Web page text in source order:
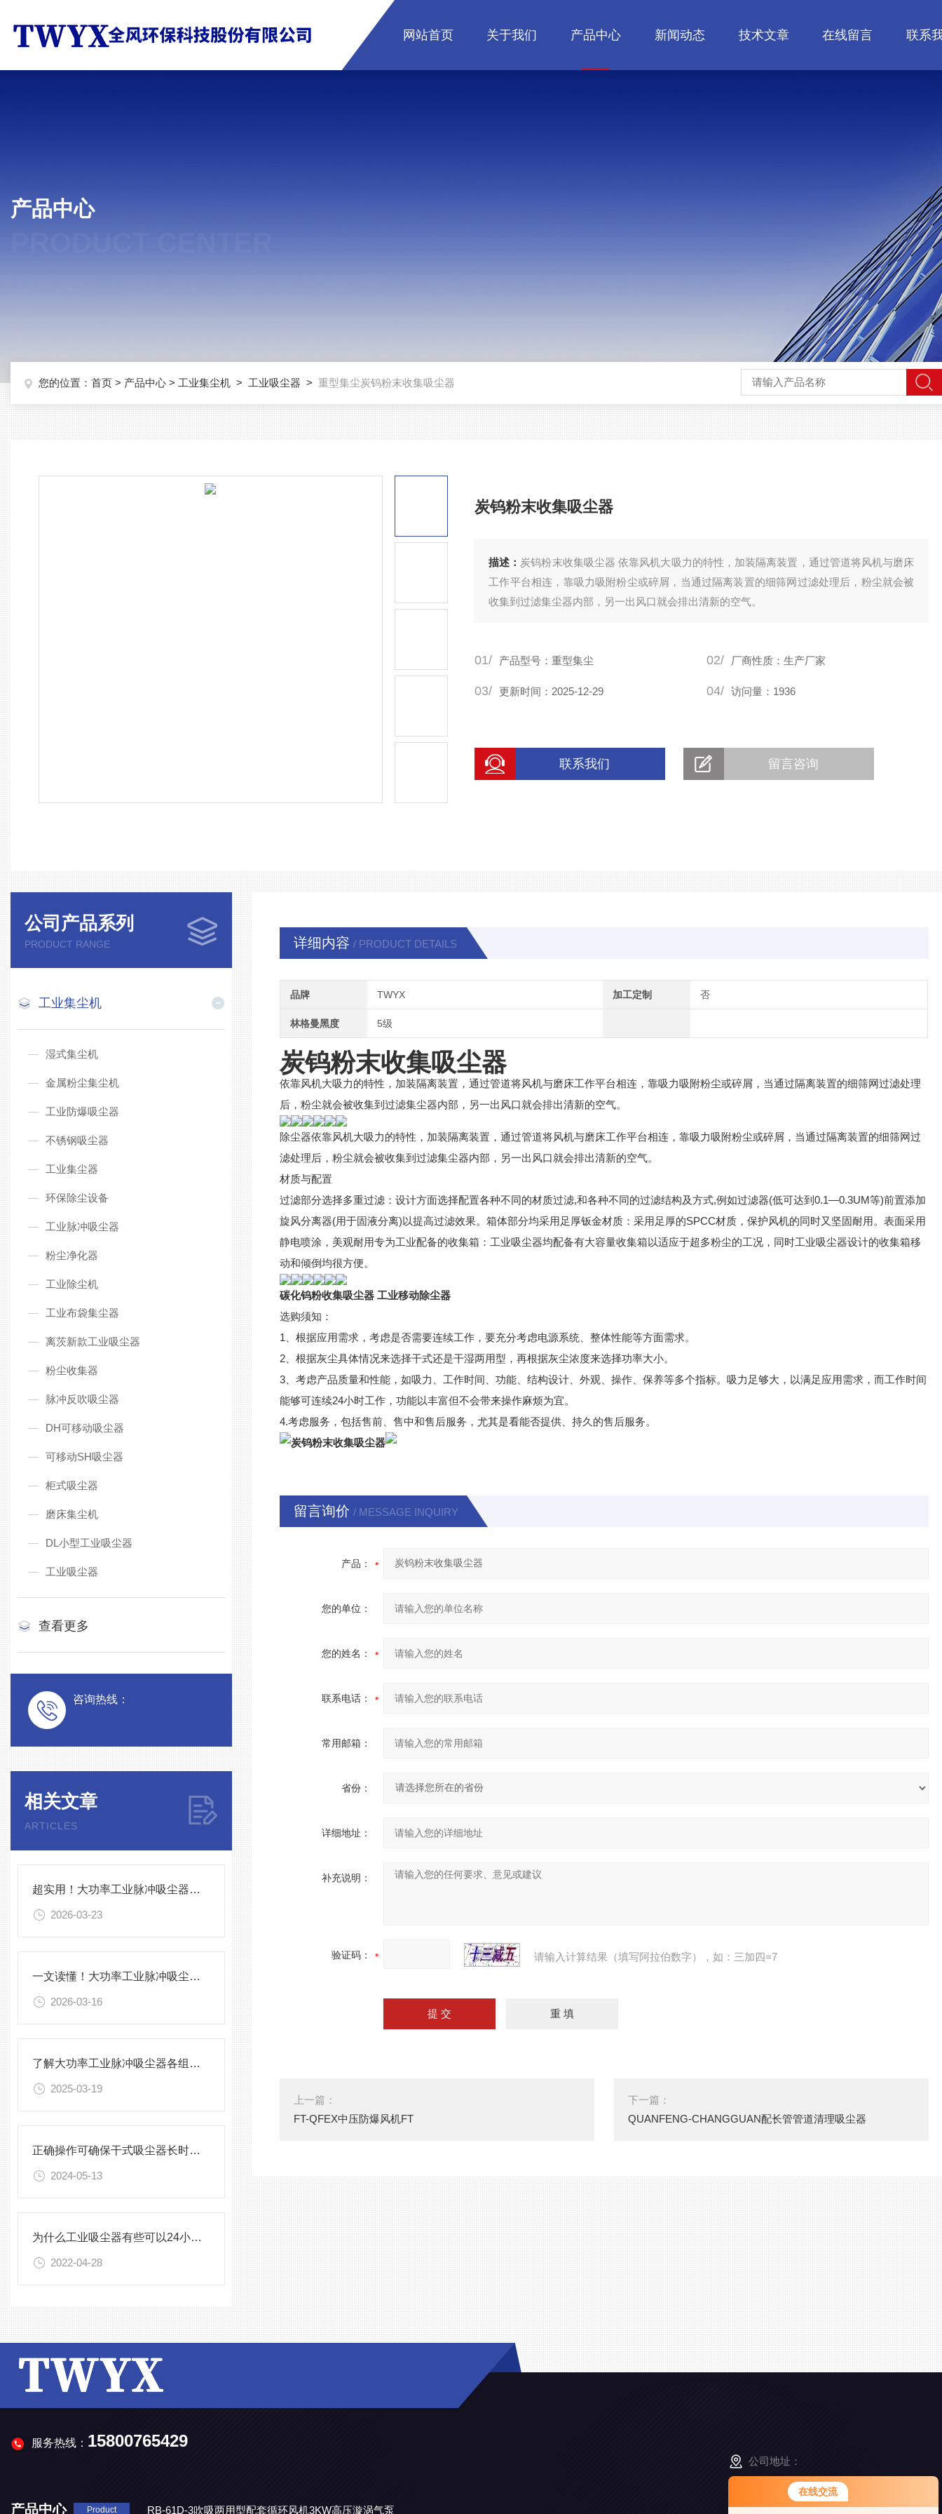
在线交流
网站首页 关于我们 产品中心 新闻动态 技术文章 在线留言 联系
产品中心
您的位置： 首页 > 产品中心 > 工业集尘机 > 工业吸尘器 > 重型集尘炭钨粉末收集吸尘器
炭钨粉末收集吸尘器
描述： 炭钨粉末收集吸尘器 依靠风机大吸力的特性，加装隔离装置，通过管道将风机与磨床
工作平台相连，靠吸力吸附粉尘或碎屑，当通过隔离装置的细筛网过滤处理后，粉尘就会被
收集到过滤集尘器内部，另一出风口就会排出清新的空气。
01/ 产品型号：重型集尘 02/ 厂商性质：生产厂家
03/ 更新时间：2025-12-29 04/ 访问量：1936
联系我们 留言咨询
公司产品系列
PRODUCT RANGE
工业集尘机
湿式集尘机
金属粉尘集尘机
工业防爆吸尘器
不锈钢吸尘器
工业集尘器
环保除尘设备
工业脉冲吸尘器
粉尘净化器
工业除尘机
工业布袋集尘器
离茨新款工业吸尘器
粉尘收集器
脉冲反吹吸尘器
DH可移动吸尘器
可移动SH吸尘器
柜式吸尘器
磨床集尘机
DL小型工业吸尘器
工业吸尘器
查看更多
咨询热线：
相关文章
ARTICLES
超实用！大功率工业脉冲吸尘器正确使用方法大公开
2026-03-23
一文读懂！大功率工业脉冲吸尘器各部件的功能特点介绍
2026-03-16
了解大功率工业脉冲吸尘器各组成部件功能特点才能更好的使用它
2025-03-19
正确操作可确保干式吸尘器长时间稳定运行
2024-05-13
为什么工业吸尘器有些可以24小时工作有些却不可以
2022-04-28
详细内容 / PRODUCT DETAILS
品牌 TWYX 加工定制 否
林格曼黑度 5级
炭钨粉末收集吸尘器
依靠风机大吸力的特性，加装隔离装置，通过管道将风机与磨床工作平台相连，靠吸力吸附粉尘或碎屑，当通过隔离装置的细筛网过滤处理
后，粉尘就会被收集到过滤集尘器内部，另一出风口就会排出清新的空气。
除尘器依靠风机大吸力的特性，加装隔离装置，通过管道将风机与磨床工作平台相连，靠吸力吸附粉尘或碎屑，当通过隔离装置的细筛网过
滤处理后，粉尘就会被收集到过滤集尘器内部，另一出风口就会排出清新的空气。
材质与配置
过滤部分选择多重过滤：设计方面选择配置各种不同的材质过滤,和各种不同的过滤结构及方式,例如过滤器(低可达到0.1—0.3UM等)前置添加
旋风分离器(用于固液分离)以提高过滤效果。箱体部分均采用足厚钣金材质：采用足厚的SPCC材质，保护风机的同时又坚固耐用。表面采用
静电喷涂，美观耐用专为工业配备的收集箱：工业吸尘器均配备有大容量收集箱以适应于超多粉尘的工况，同时工业吸尘器设计的收集箱移
动和倾倒均很方便。
碳化钨粉收集吸尘器 工业移动除尘器
选购须知：
1、根据应用需求，考虑是否需要连续工作，要充分考虑电源系统、整体性能等方面需求。
2、根据灰尘具体情况来选择干式还是干湿两用型，再根据灰尘浓度来选择功率大小。
3、考虑产品质量和性能，如吸力、工作时间、功能、结构设计、外观、操作、保养等多个指标。吸力足够大，以满足应用需求，而工作时间
能够可连续24小时工作，功能以丰富但不会带来操作麻烦为宜。
4.考虑服务，包括售前、售中和售后服务，尤其是看能否提供、持久的售后服务。
炭钨粉末收集吸尘器
留言询价 / MESSAGE INQUIRY
产品：
您的单位：
您的姓名：
联系电话：
常用邮箱：
省份：
详细地址：
补充说明：
验证码： 请输入计算结果（填写阿拉伯数字），如：三加四=7
上一篇：
FT-QFEX中压防爆风机FT
下一篇：
QUANFENG-CHANGGUAN配长管管道清理吸尘器
服务热线： 15800765429
产品中心 Product RB-61D-3吹吸两用型配套循环风机3KW高压漩涡气泵
公司地址：
江苏省南京市高淳区经济开发区凤山路5-8号